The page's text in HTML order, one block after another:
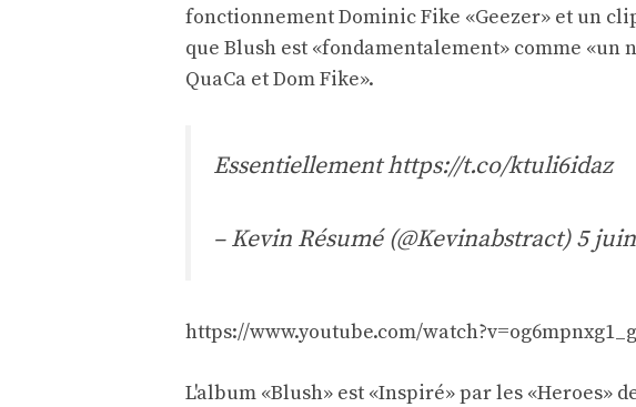
fonctionnement Dominic Fike «Geezer» et un
que Blush est «fondamentalement» comme «un
QuaCa et Dom Fike».
Essentiellementhttps://t.co/ktuli6idaz
– Kevin Résumé (@Kevinabstract)5
https://www.youtube.com/watch?v=og6mpnxg1_g
L'album «Blush» est «Inspiré» par les «Heroes»